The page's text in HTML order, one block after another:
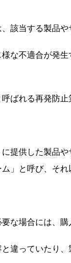
該当する製品や
な不適合が発
ばれる再発防
提供した製品
」と呼び、そ
な場合には、購
違っていたり、